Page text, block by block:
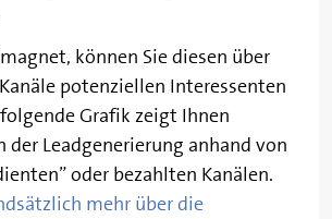
können Sie diesen über
potenziellen Interessenten
Grafik zeigt Ihnen
Leadgenerierung anhand von
oder bezahlten Kanälen.
mehr über die